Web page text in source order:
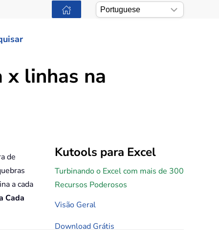
x linhas na
Kutools para Excel
Turbinando o Excel com mais de 300
Recursos Poderosos
Visão Geral
Download Grátis
de
a cada
Cada